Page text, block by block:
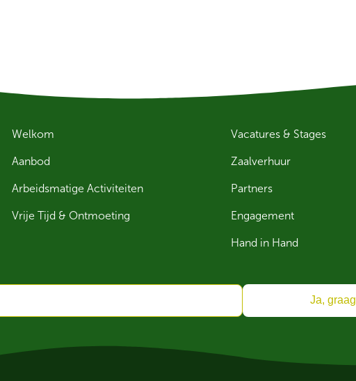
Welkom
Aanbod
Arbeidsmatige Activiteiten
Vrije Tijd & Ontmoeting
Vacatures & Stages
Zaalverhuur
Partners
Engagement
Hand in Hand
Ja, graag